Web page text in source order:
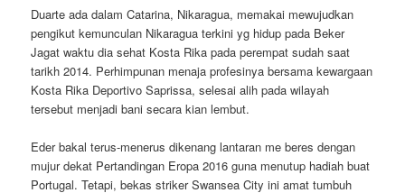
Duarte ada dalam Catarina, Nikaragua, memakai mewujudkan
pengikut kemunculan Nikaragua terkini yg hidup pada Beker
Jagat waktu dia sehat Kosta Rika pada perempat sudah saat
tarikh 2014. Perhimpunan menaja profesinya bersama kewargaan
Kosta Rika Deportivo Saprissa, selesai alih pada wilayah
tersebut menjadi bani secara kian lembut.
Eder bakal terus-menerus dikenang lantaran me beres dengan
mujur dekat Pertandingan Eropa 2016 guna menutup hadiah buat
Portugal. Tetapi, bekas striker Swansea City ini amat tumbuh